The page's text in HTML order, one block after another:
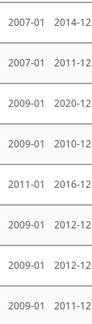
2007-01 2014-12
2007-01 2011-12
2009-01 2020-12
2009-01 2010-12
2011-01 2016-12
2009-01 2012-12
2009-01 2012-12
2009-01 2011-12